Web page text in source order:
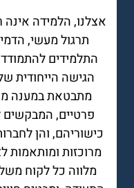
אצלנו, הלמידה אינה
תרגול מעשי,
התלמידים להתמודד
הגישה הייחודית של
מתבטאת במענה
פרטיים, המבקשים
כישוריהם, והן לחברות
מרוכזות ומותאמות
מלווה כל לקוח משלב